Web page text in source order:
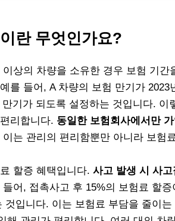
란 무엇인가요?
상의 차량을 소유한 경우 보험 기간
를 들어, A 차량의 보험 만기가 2023
기가 되도록 설정하는 것입니다. 이
리합니다. 동일한 보험회사에서만
이는 관리의 편리함뿐만 아니라 보험
할증 혜택입니다. 사고 발생 시 사
들어, 접촉사고 후 15%의 보험료 할
것입니다. 이는 보험료 부담을 줄이